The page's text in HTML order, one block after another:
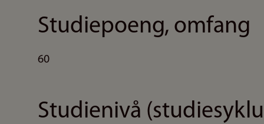
Studiepoeng, omfang
60
Studienivå